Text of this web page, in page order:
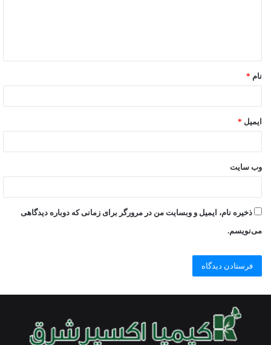
نام *
ایمیل *
وب‌ سایت
ذخیره نام، ایمیل و وبسایت من در مرورگر برای زمانی که دوباره دیدگاهی
می‌نویسم.